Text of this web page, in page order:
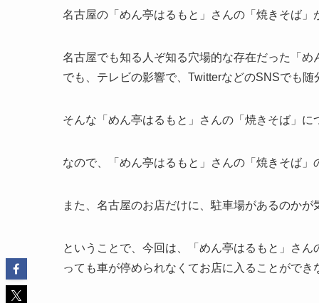
名古屋の「めん亭はるもと」さんの「焼きそば
名古屋でも知る人ぞ知る穴場的な存在だった「め
でも、テレビの影響で、TwitterなどのSNSでも随
そんな「めん亭はるもと」さんの「焼きそば」
なので、「めん亭はるもと」さんの「焼きそば
また、名古屋のお店だけに、駐車場があるのかが
ということで、今回は、「めん亭はるもと」さ
っても車が停められなくてお店に入ることがで